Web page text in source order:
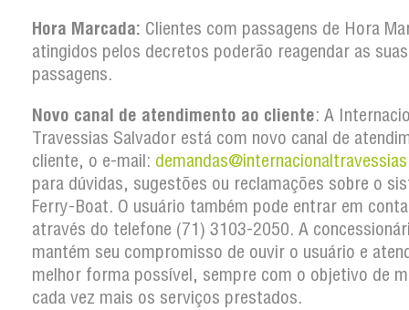
Hora Marcada: Clientes com passagens de Hora
atingidos pelos decretos poderão reagendar as suas
passagens.
Novo canal de atendimento ao cliente: A
Travessias Salvador está com novo canal de
cliente, o e-mail:
para dúvidas, sugestões ou reclamações sobre o
Ferry-Boat. O usuário também pode entrar em
através do telefone (71) 3103-2050. A
mantém seu compromisso de ouvir o usuário e
melhor forma possível, sempre com o objetivo de
cada vez mais os serviços prestados.